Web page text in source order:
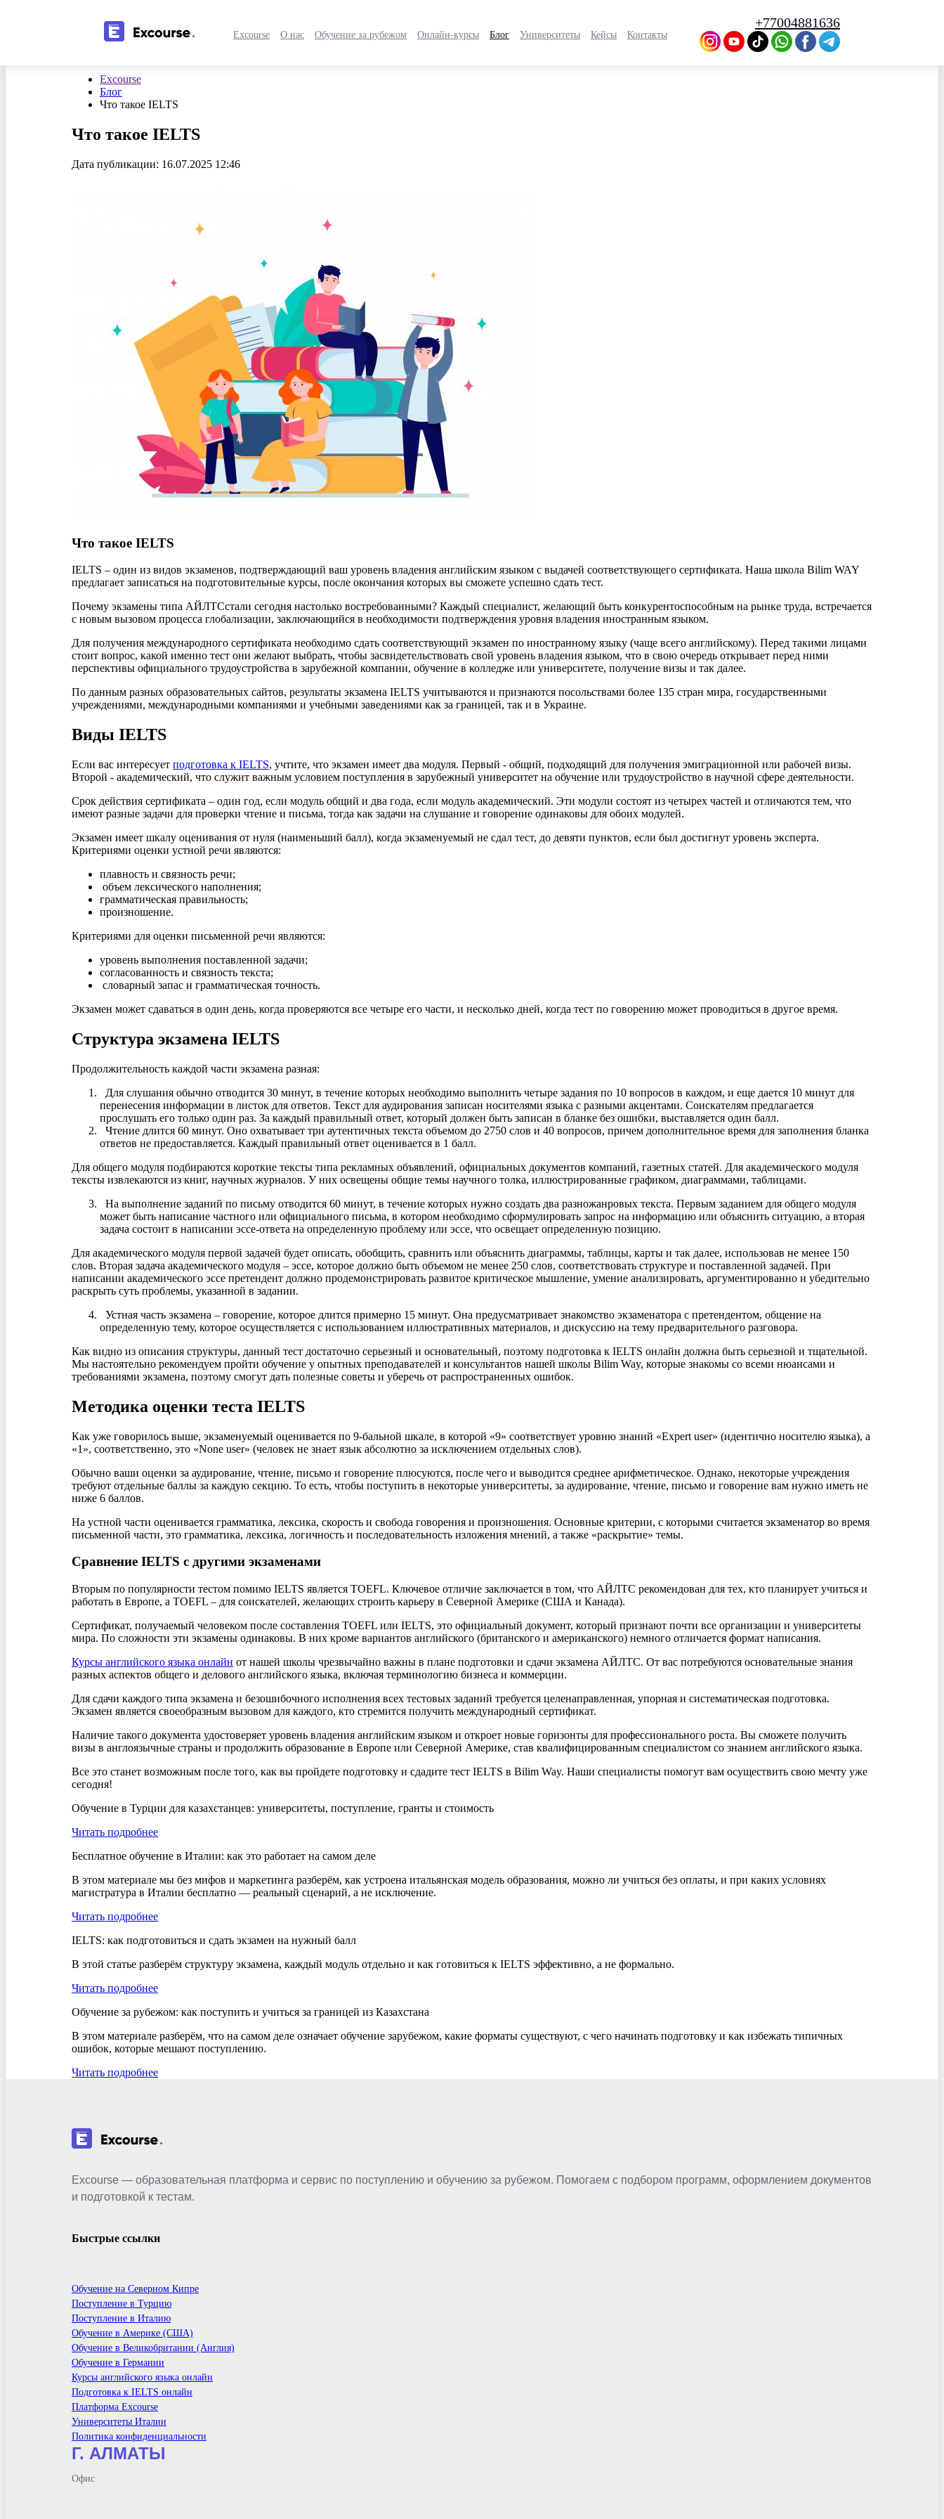
Excourse О нас Обучение за рубежом Онлайн-курсы Блог Университеты Кейсы Контакты
+77004881636
Excourse
Блог
Что такое IELTS
Что такое IELTS
Дата публикации: 16.07.2025 12:46
Что такое IELTS
IELTS – один из видов экзаменов, подтверждающий ваш уровень владения английским языком с выдачей соответствующего сертификата. Наша школа Bilim WAY
предлагает записаться на подготовительные курсы, после окончания которых вы сможете успешно сдать тест.
Почему экзамены типа АЙЛТСстали сегодня настолько востребованными? Каждый специалист, желающий быть конкурентоспособным на рынке труда, встречается
с новым вызовом процесса глобализации, заключающийся в необходимости подтверждения уровня владения иностранным языком.
Для получения международного сертификата необходимо сдать соответствующий экзамен по иностранному языку (чаще всего английскому). Перед такими лицами
стоит вопрос, какой именно тест они желают выбрать, чтобы засвидетельствовать свой уровень владения языком, что в свою очередь открывает перед ними
перспективы официального трудоустройства в зарубежной компании, обучение в колледже или университете, получение визы и так далее.
По данным разных образовательных сайтов, результаты экзамена IELTS учитываются и признаются посольствами более 135 стран мира, государственными
учреждениями, международными компаниями и учебными заведениями как за границей, так и в Украине.
Виды IELTS
Если вас интересует подготовка к IELTS, учтите, что экзамен имеет два модуля. Первый - общий, подходящий для получения эмиграционной или рабочей визы.
Второй - академический, что служит важным условием поступления в зарубежный университет на обучение или трудоустройство в научной сфере деятельности.
Срок действия сертификата – один год, если модуль общий и два года, если модуль академический. Эти модули состоят из четырех частей и отличаются тем, что
имеют разные задачи для проверки чтение и письма, тогда как задачи на слушание и говорение одинаковы для обоих модулей.
Экзамен имеет шкалу оценивания от нуля (наименьший балл), когда экзаменуемый не сдал тест, до девяти пунктов, если был достигнут уровень эксперта.
Критериями оценки устной речи являются:
плавность и связность речи;
объем лексического наполнения;
грамматическая правильность;
произношение.
Критериями для оценки письменной речи являются:
уровень выполнения поставленной задачи;
согласованность и связность текста;
словарный запас и грамматическая точность.
Экзамен может сдаваться в один день, когда проверяются все четыре его части, и несколько дней, когда тест по говорению может проводиться в другое время.
Структура экзамена IELTS
Продолжительность каждой части экзамена разная:
Для слушания обычно отводится 30 минут, в течение которых необходимо выполнить четыре задания по 10 вопросов в каждом, и еще дается 10 минут для
перенесения информации в листок для ответов. Текст для аудирования записан носителями языка с разными акцентами. Соискателям предлагается
прослушать его только один раз. За каждый правильный ответ, который должен быть записан в бланке без ошибки, выставляется один балл.
Чтение длится 60 минут. Оно охватывает три аутентичных текста объемом до 2750 слов и 40 вопросов, причем дополнительное время для заполнения бланка
ответов не предоставляется. Каждый правильный ответ оценивается в 1 балл.
Для общего модуля подбираются короткие тексты типа рекламных объявлений, официальных документов компаний, газетных статей. Для академического модуля
тексты извлекаются из книг, научных журналов. У них освещены общие темы научного толка, иллюстрированные графиком, диаграммами, таблицами.
На выполнение заданий по письму отводится 60 минут, в течение которых нужно создать два разножанровых текста. Первым заданием для общего модуля
может быть написание частного или официального письма, в котором необходимо сформулировать запрос на информацию или объяснить ситуацию, а вторая
задача состоит в написании эссе-ответа на определенную проблему или эссе, что освещает определенную позицию.
Для академического модуля первой задачей будет описать, обобщить, сравнить или объяснить диаграммы, таблицы, карты и так далее, использовав не менее 150
слов. Вторая задача академического модуля – эссе, которое должно быть объемом не менее 250 слов, соответствовать структуре и поставленной задачей. При
написании академического эссе претендент должно продемонстрировать развитое критическое мышление, умение анализировать, аргументированно и убедительно
раскрыть суть проблемы, указанной в задании.
Устная часть экзамена – говорение, которое длится примерно 15 минут. Она предусматривает знакомство экзаменатора с претендентом, общение на
определенную тему, которое осуществляется с использованием иллюстративных материалов, и дискуссию на тему предварительного разговора.
Как видно из описания структуры, данный тест достаточно серьезный и основательный, поэтому подготовка к IELTS онлайн должна быть серьезной и тщательной.
Мы настоятельно рекомендуем пройти обучение у опытных преподавателей и консультантов нашей школы Bilim Way, которые знакомы со всеми нюансами и
требованиями экзамена, поэтому смогут дать полезные советы и уберечь от распространенных ошибок.
Методика оценки теста IELTS
Как уже говорилось выше, экзаменуемый оценивается по 9-бальной шкале, в которой «9» соответствует уровню знаний «Expert user» (идентично носителю языка), а
«1», соответственно, это «None user» (человек не знает язык абсолютно за исключением отдельных слов).
Обычно ваши оценки за аудирование, чтение, письмо и говорение плюсуются, после чего и выводится среднее арифметическое. Однако, некоторые учреждения
требуют отдельные баллы за каждую секцию. То есть, чтобы поступить в некоторые университеты, за аудирование, чтение, письмо и говорение вам нужно иметь не
ниже 6 баллов.
На устной части оценивается грамматика, лексика, скорость и свобода говорения и произношения. Основные критерии, с которыми считается экзаменатор во время
письменной части, это грамматика, лексика, логичность и последовательность изложения мнений, а также «раскрытие» темы.
Сравнение IELTS с другими экзаменами
Вторым по популярности тестом помимо IELTS является TOEFL. Ключевое отличие заключается в том, что АЙЛТС рекомендован для тех, кто планирует учиться и
работать в Европе, а TOEFL – для соискателей, желающих строить карьеру в Северной Америке (США и Канада).
Сертификат, получаемый человеком после составления TOEFL или IELTS, это официальный документ, который признают почти все организации и университеты
мира. По сложности эти экзамены одинаковы. В них кроме вариантов английского (британского и американского) немного отличается формат написания.
Курсы английского языка онлайн от нашей школы чрезвычайно важны в плане подготовки и сдачи экзамена АЙЛТС. От вас потребуются основательные знания
разных аспектов общего и делового английского языка, включая терминологию бизнеса и коммерции.
Для сдачи каждого типа экзамена и безошибочного исполнения всех тестовых заданий требуется целенаправленная, упорная и систематическая подготовка.
Экзамен является своеобразным вызовом для каждого, кто стремится получить международный сертификат.
Наличие такого документа удостоверяет уровень владения английским языком и откроет новые горизонты для профессионального роста. Вы сможете получить
визы в англоязычные страны и продолжить образование в Европе или Северной Америке, став квалифицированным специалистом со знанием английского языка.
Все это станет возможным после того, как вы пройдете подготовку и сдадите тест IELTS в Bilim Way. Наши специалисты помогут вам осуществить свою мечту уже
сегодня!
Обучение в Турции для казахстанцев: университеты, поступление, гранты и стоимость
Читать подробнее
Бесплатное обучение в Италии: как это работает на самом деле
В этом материале мы без мифов и маркетинга разберём, как устроена итальянская модель образования, можно ли учиться без оплаты, и при каких условиях
магистратура в Италии бесплатно — реальный сценарий, а не исключение.
Читать подробнее
IELTS: как подготовиться и сдать экзамен на нужный балл
В этой статье разберём структуру экзамена, каждый модуль отдельно и как готовиться к IELTS эффективно, а не формально.
Читать подробнее
Обучение за рубежом: как поступить и учиться за границей из Казахстана
В этом материале разберём, что на самом деле означает обучение зарубежом, какие форматы существуют, с чего начинать подготовку и как избежать типичных
ошибок, которые мешают поступлению.
Читать подробнее
Excourse — образовательная платформа и сервис по поступлению и обучению за рубежом. Помогаем с подбором программ, оформлением документов
и подготовкой к тестам.
Быстрые ссылки
Обучение на Северном Кипре
Поступление в Турцию
Поступление в Италию
Обучение в Америке (США)
Обучение в Великобритании (Англия)
Обучение в Германии
Курсы английского языка онлайн
Подготовка к IELTS онлайн
Платформа Excourse
Университеты Италии
Политика конфиденциальности
Г. АЛМАТЫ
Офис